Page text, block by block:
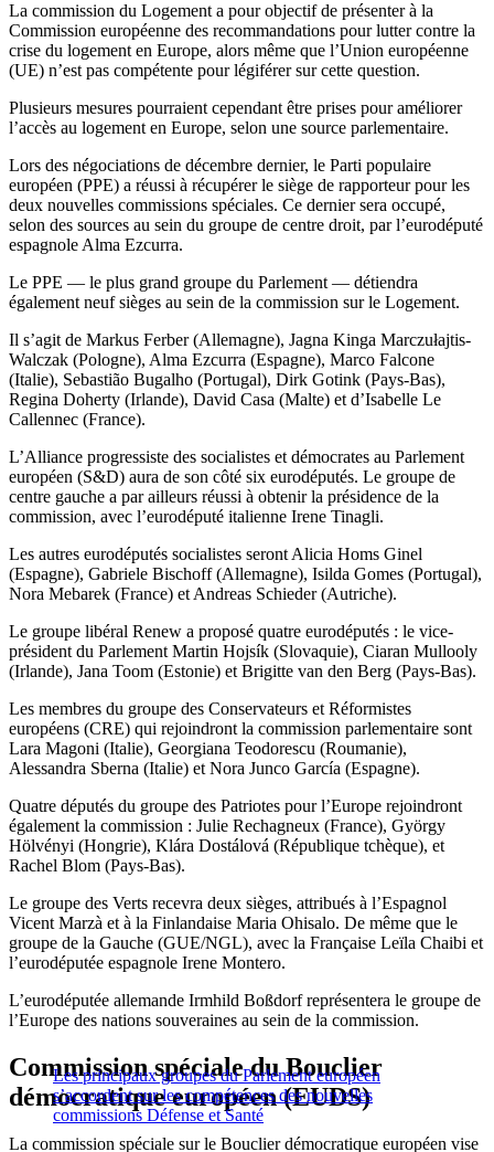
La commission du Logement a pour objectif de présenter à la
Commission européenne des recommandations pour lutter contre la
crise du logement en Europe, alors même que l’Union européenne
(UE) n’est pas compétente pour légiférer sur cette question.
Plusieurs mesures pourraient cependant être prises pour améliorer
l’accès au logement en Europe, selon une source parlementaire.
Lors des négociations de décembre dernier, le Parti populaire
européen (PPE) a réussi à récupérer le siège de rapporteur pour les
deux nouvelles commissions spéciales. Ce dernier sera occupé,
selon des sources au sein du groupe de centre droit, par l’eurodéputé
espagnole Alma Ezcurra.
Le PPE — le plus grand groupe du Parlement — détiendra
également neuf sièges au sein de la commission sur le Logement.
Il s’agit de Markus Ferber (Allemagne), Jagna Kinga Marczułajtis-
Walczak (Pologne), Alma Ezcurra (Espagne), Marco Falcone
(Italie), Sebastião Bugalho (Portugal), Dirk Gotink (Pays-Bas),
Regina Doherty (Irlande), David Casa (Malte) et d’Isabelle Le
Callennec (France).
L’Alliance progressiste des socialistes et démocrates au Parlement
européen (S&D) aura de son côté six eurodéputés. Le groupe de
centre gauche a par ailleurs réussi à obtenir la présidence de la
commission, avec l’eurodéputé italienne Irene Tinagli.
Les autres eurodéputés socialistes seront Alicia Homs Ginel
(Espagne), Gabriele Bischoff (Allemagne), Isilda Gomes (Portugal),
Nora Mebarek (France) et Andreas Schieder (Autriche).
Le groupe libéral Renew a proposé quatre eurodéputés : le vice-
président du Parlement Martin Hojsík (Slovaquie), Ciaran Mullooly
(Irlande), Jana Toom (Estonie) et Brigitte van den Berg (Pays-Bas).
Les membres du groupe des Conservateurs et Réformistes
européens (CRE) qui rejoindront la commission parlementaire sont
Lara Magoni (Italie), Georgiana Teodorescu (Roumanie),
Alessandra Sberna (Italie) et Nora Junco García (Espagne).
Quatre députés du groupe des Patriotes pour l’Europe rejoindront
également la commission : Julie Rechagneux (France), György
Hölvényi (Hongrie), Klára Dostálová (République tchèque), et
Rachel Blom (Pays-Bas).
Le groupe des Verts recevra deux sièges, attribués à l’Espagnol
Vicent Marzà et à la Finlandaise Maria Ohisalo. De même que le
groupe de la Gauche (GUE/NGL), avec la Française Leïla Chaibi et
l’eurodéputée espagnole Irene Montero.
L’eurodéputée allemande Irmhild Boßdorf représentera le groupe de
l’Europe des nations souveraines au sein de la commission.
Les principaux groupes du Parlement européen
s’accordent sur les compétences des nouvelles
commissions Défense et Santé
Commission spéciale du Bouclier
démocratique européen (EUDS)
La commission spéciale sur le Bouclier démocratique européen vise